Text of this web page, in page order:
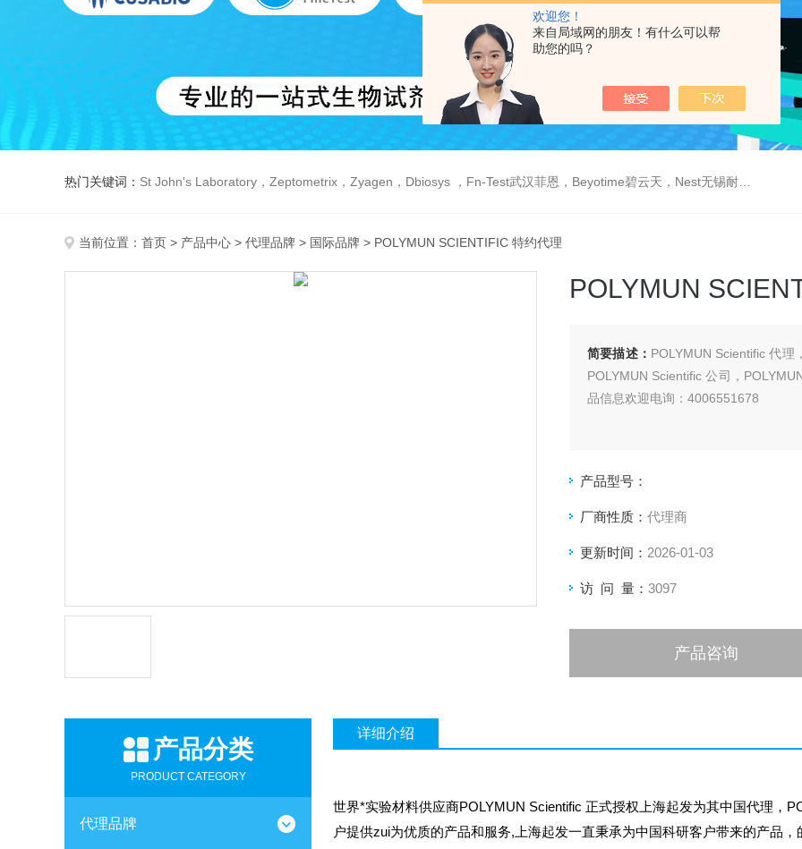
欢迎您！
来自局域网的朋友！有什么可以帮
助您的吗？
热门关键词： St John's Laboratory，Zeptometrix，Zyagen，Dbiosys ，Fn-Test武汉菲恩，Beyotime碧云天，Nest无锡耐思，Elabscience伊莱瑞特，Macklin麦克林生物，Cobioer科佰生物
当前位置： 首页 > 产品中心 > 代理品牌 > 国际品牌 > POLYMUN SCIENTIFIC 特约代理
POLYMUN
简要描述： POLYMUN Scientific 代理
POLYMUN Scientific 公司，
品信息欢迎电询：4006551678
产品型号：
厂商性质： 代理商
更新时间： 2026-01-03
访 问 量： 3097
产品咨询
产品分类
PRODUCT CATEGORY
代理品牌
详细介绍
世界*实验材料供应商POLYMUN Scientific 正式授权上海起发为其中国代理，
户提供zui为优质的产品和服务,上海起发一直秉承为中国科研客户带来的产品，